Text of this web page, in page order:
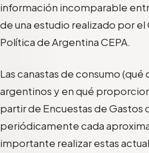
información incomparable
de una estudio realizado por
Política de Argentina CEPA.
Las canastas de consumo (qué
argentinos y en qué
partir de Encuestas de Gastos
periódicamente cada
importante realizar estas